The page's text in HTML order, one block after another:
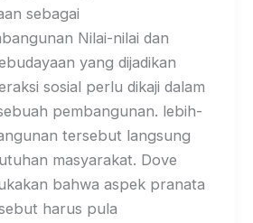
sebagai
Nilai-nilai dan
yang dijadikan
sosial perlu dikaji dalam
pembangunan. lebih-
tersebut langsung
masyarakat. Dove
bahwa aspek pranata
harus pula